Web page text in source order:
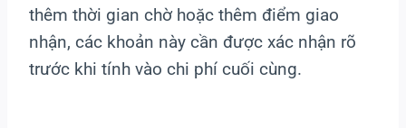
thêm thời gian chờ hoặc thêm điểm giao
nhận, các khoản này cần được xác nhận rõ
trước khi tính vào chi phí cuối cùng.